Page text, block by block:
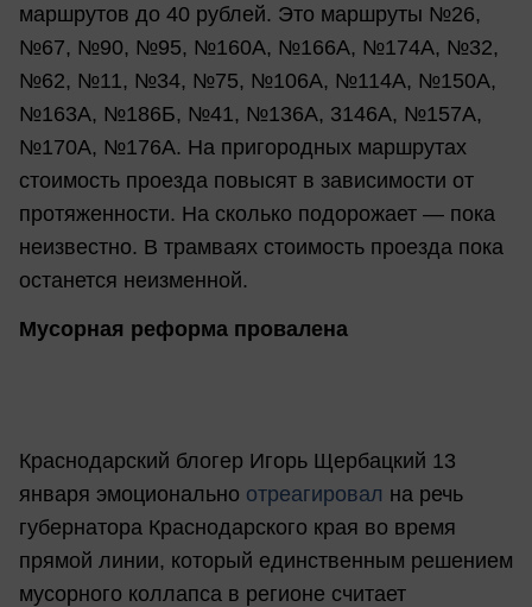
маршрутов до 40 рублей. Это маршруты №26,
№67, №90, №95, №160А, №166А, №174А, №32,
№62, №11, №34, №75, №106А, №114А, №150А,
№163А, №186Б, №41, №136А, 3146А, №157А,
№170А, №176А. На пригородных маршрутах
стоимость проезда повысят в зависимости от
протяженности. На сколько подорожает — пока
неизвестно. В трамваях стоимость проезда пока
останется неизменной.
Мусорная реформа провалена
Краснодарский блогер Игорь Щербацкий 13
января эмоционально отреагировал на речь
губернатора Краснодарского края во время
прямой линии, который единственным решением
мусорного коллапса в регионе считает